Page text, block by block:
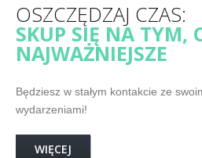
OSZCZĘDZAJ CZAS:
SKUP SIĘ NA TYM,
NAJWAŻNIEJSZE
Będziesz w stałym kontakcie ze
wydarzeniami!
WIĘCEJ